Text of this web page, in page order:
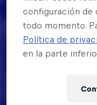
configuración de
todo momento.
Política de
en la parte